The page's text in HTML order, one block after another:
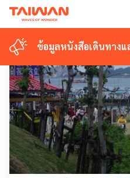
ข้อมูลหนังสือเดินทางแ
ข้อมูลหนังสือเดินทางแ
#BALI